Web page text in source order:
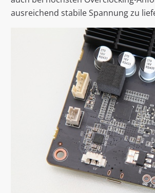
ausreichend stabile Spannung zu